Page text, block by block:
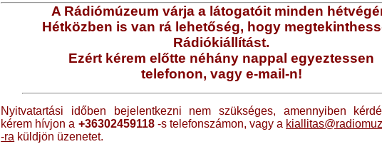
A Rádiómúzeum várja a látogatóit minden
Hétközben is van rá lehetőség, hogy
Rádiókiállítást.
Ezért kérem előtte néhány nappal egyeztessen
telefonon, vagy e-mail-n!
Nyitvatartási időben bejelentkezni nem szükséges, amennyiben
kérem hívjon a +36302459118-s telefonszámon, vagy a
-ra küldjön üzenetet.